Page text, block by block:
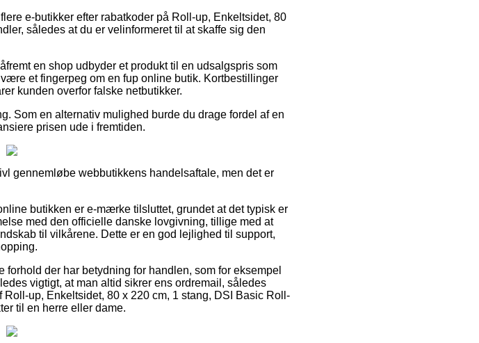
e-butikker efter rabatkoder på Roll-up, Enkeltsidet, 80
således at du er velinformeret til at skaffe sig den
en shop udbyder et produkt til en udsalgspris som
et fingerpeg om en fup online butik. Kortbestillinger
kunden overfor falske netbutikker.
Som en alternativ mulighed burde du drage fordel af en
prisen ude i fremtiden.
gennemløbe webbutikkens handelsaftale, men det er
butikken er e-mærke tilsluttet, grundet at det typisk er
med den officielle danske lovgivning, tillige med at
til vilkårene. Dette er en god lejlighed til support,
der har betydning for handlen, som for eksempel
vigtigt, at man altid sikrer ens ordremail, således
up, Enkeltsidet, 80 x 220 cm, 1 stang, DSI Basic Roll-
til en herre eller dame.